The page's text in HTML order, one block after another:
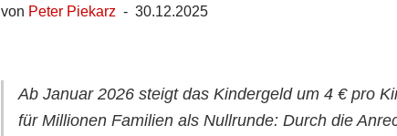
von Peter Piekarz 30.12.2025
Ab Januar 2026 steigt das Kindergeld um 4 € pro
für Millionen Familien als Nullrunde: Durch die